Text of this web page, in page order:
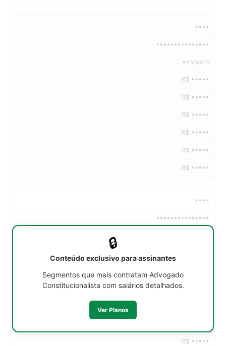
••••
•••••••••••••••
••h/sem
R$ •••••
R$ •••••
R$ •••••
R$ •••••
R$ •••••
R$ •••••
••••
•••••••••••••••
R$ •••••
R$ •••••
🔒
Conteúdo exclusivo para assinantes
Segmentos que mais contratam Advogado
Constitucionalista com salários detalhados.
Ver Planos